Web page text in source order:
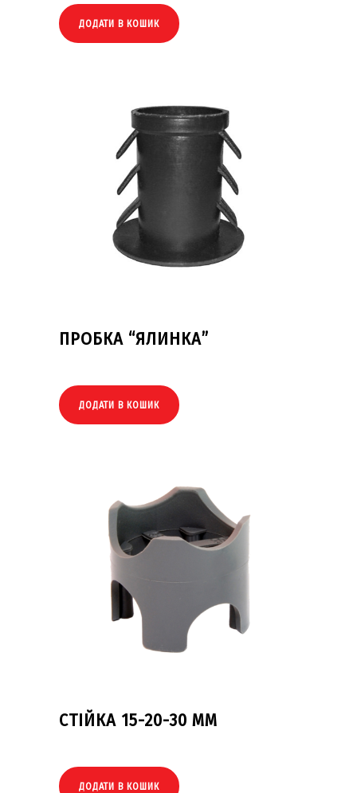
ДОДАТИ В КОШИК
ПРОБКА “ЯЛИНКА”
ДОДАТИ В КОШИК
СТІЙКА 15-20-30 ММ
ДОДАТИ В КОШИК